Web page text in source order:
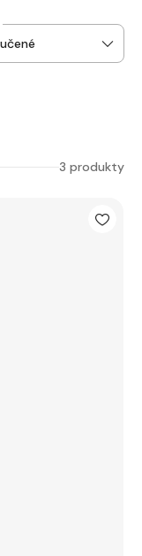
3 produkty